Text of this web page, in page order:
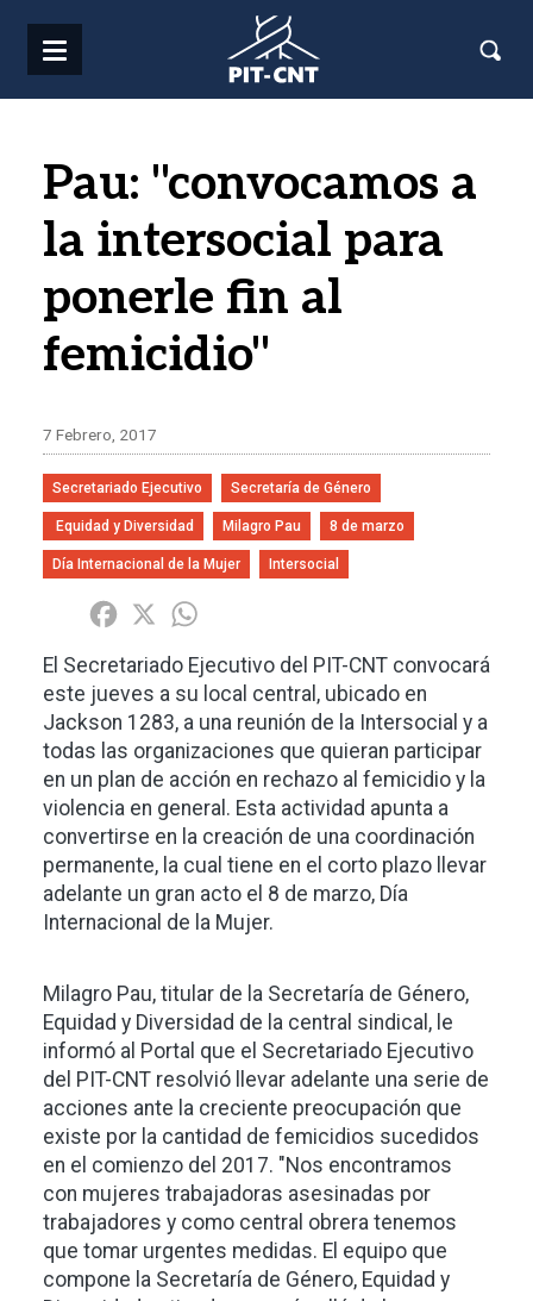
Pau: "convocamos a
la intersocial para
ponerle fin al
femicidio"
7 Febrero, 2017
Secretariado Ejecutivo Secretaría de Género
Equidad y Diversidad Milagro Pau 8 de marzo
Día Internacional de la Mujer Intersocial
Share Facebook
X
El Secretariado Ejecutivo del PIT-CNT convocará
este jueves a su local central, ubicado en
Jackson 1283, a una reunión de la Intersocial y a
todas las organizaciones que quieran participar
en un plan de acción en rechazo al femicidio y la
violencia en general. Esta actividad apunta a
convertirse en la creación de una coordinación
permanente, la cual tiene en el corto plazo llevar
adelante un gran acto el 8 de marzo, Día
Internacional de la Mujer.
Milagro Pau, titular de la Secretaría de Género,
Equidad y Diversidad de la central sindical, le
informó al Portal que el Secretariado Ejecutivo
del PIT-CNT resolvió llevar adelante una serie de
acciones ante la creciente preocupación que
existe por la cantidad de femicidios sucedidos
en el comienzo del 2017. "Nos encontramos
con mujeres trabajadoras asesinadas por
trabajadores y como central obrera tenemos
que tomar urgentes medidas. El equipo que
compone la Secretaría de Género, Equidad y